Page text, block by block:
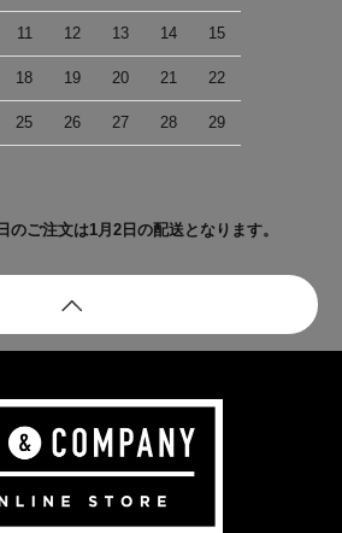
11 12 13 14 15
18 19 20 21 22
25 26 27 28 29
のご注文は1月2日の配送となります。